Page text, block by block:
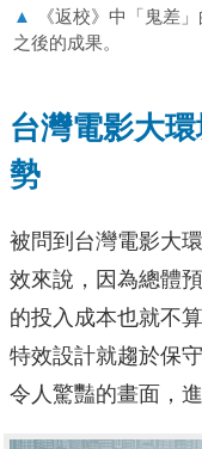
▲
《返校》中「鬼差
之後的成果。
台灣電影大
勢
被問到台灣電影大
效來說，因為總體
的投入成本也就不
特效設計就趨於保
令人驚豔的畫面，